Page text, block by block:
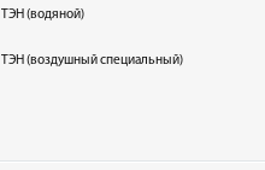
ТЭН (водяной)
ТЭН (воздушный специальный)